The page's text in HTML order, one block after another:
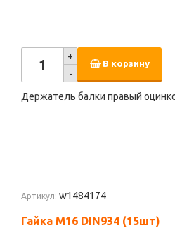
+
-
В корзину
Держатель балки правый
Артикул: w1484174
Гайка М16 DIN934 (15шт)